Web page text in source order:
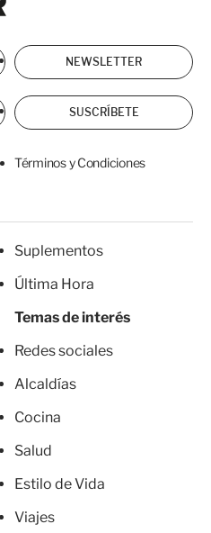
NEWSLETTER
SUSCRÍBETE
Términos y Condiciones
Suplementos
Última Hora
Temas de interés
Redes sociales
Alcaldías
Cocina
Salud
Estilo de Vida
Viajes